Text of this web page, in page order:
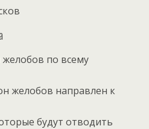
желобов по всему
желобов направлен к
будут отводить